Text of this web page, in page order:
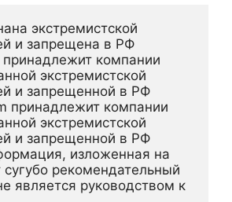
экстремистской
и запрещена в РФ
компании
экстремистской
и запрещенной в РФ
принадлежит компании
экстремистской
и запрещенной в РФ
изложенная на
сугубо рекомендательный
является руководством к